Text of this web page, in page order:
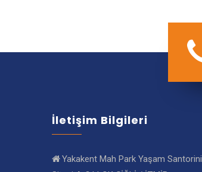
İletişim Bilgileri
Yakakent Mah Park Yaşam Santorini